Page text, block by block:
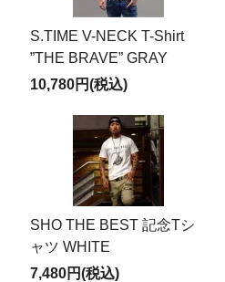
S.TIME V-NECK T-Shirt
”THE BRAVE” GRAY
10,780円(税込)
SHO THE BEST 記念Tシ
ャツ WHITE
7,480円(税込)